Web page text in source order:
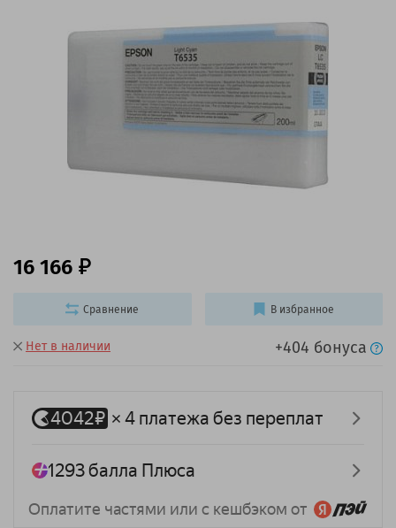
Нет в наличии +404 бонуса
16 166
Сравнение В избранное